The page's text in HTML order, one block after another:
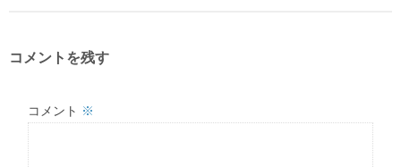
コメントを残す
コメント ※